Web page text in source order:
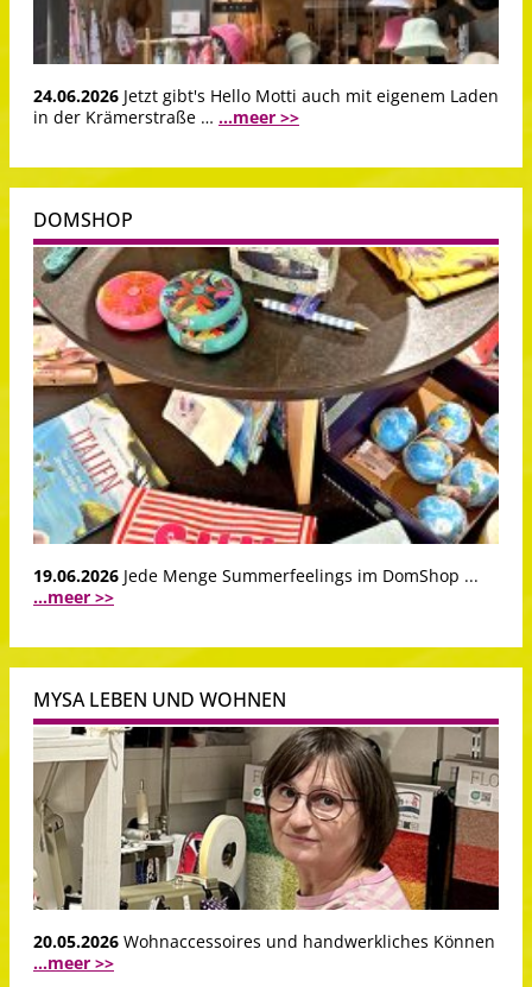
24.06.2026 Jetzt gibt's Hello Motti auch mit eigenem Laden
in der Krämerstraße … ...meer >>
DOMSHOP
19.06.2026 Jede Menge Summerfeelings im DomShop ...
...meer >>
MYSA LEBEN UND WOHNEN
20.05.2026 Wohnaccessoires und handwerkliches Können
...meer >>